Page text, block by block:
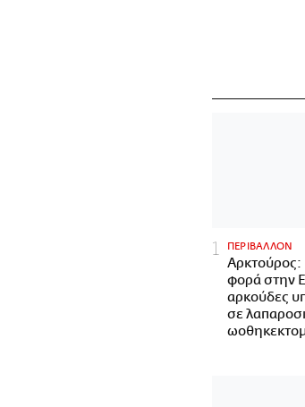
ΠΕΡΙΒΑΛΛΟΝ
Αρκτούρος:
φορά στην
αρκούδες
σε